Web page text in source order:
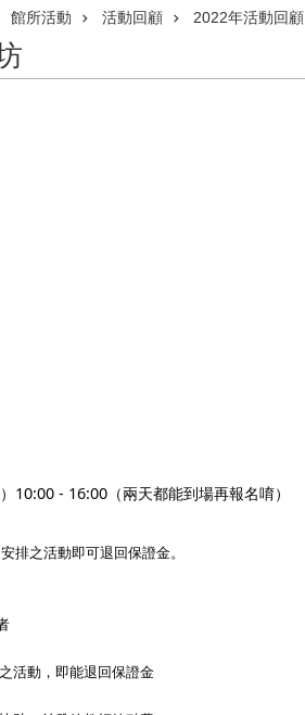
館所活動 活動回顧 2022年活動回顧
10:00 - 16:00（兩天都能到場再報名唷）
排之活動即可退回保證金。
活動，即能退回保證金